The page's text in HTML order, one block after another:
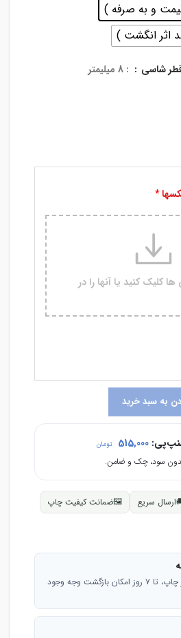
و به صرفه )
اثر انگشت )
: 8 میلیمتر
کلیک کنید یا آنها را در
به سبد خرید
515,000 تومان
ارسال سریع 🖼ضمانت کیفیت چاپ
در صورت وجود مشکل در چاپ، تا ۷ روز امکان بازگشت وجه وجود